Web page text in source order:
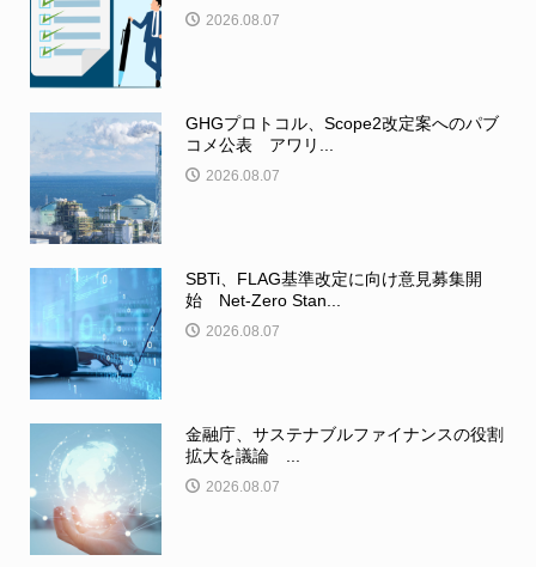
2026.08.07
GHGプロトコル、Scope2改定案へのパブ
コメ公表 アワリ...
2026.08.07
SBTi、FLAG基準改定に向け意見募集開
始 Net-Zero Stan...
2026.08.07
金融庁、サステナブルファイナンスの役割
拡大を議論 ...
2026.08.07